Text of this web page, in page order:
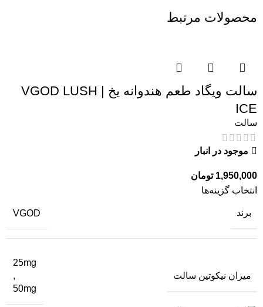
محصولات مرتبط
سالت ویگاد طعم هندوانه یخ | VGOD LUSH
ICE
سالت
موجود در انبار
1,950,000 تومان
انتخاب گزینه‌ها
برند VGOD
میزان نیکوتین سالت
25mg
,
50mg